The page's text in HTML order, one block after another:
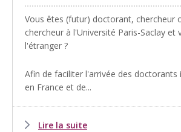
Vous êtes (futur) doctorant, chercheur
chercheur à l'Université Paris-Saclay et
l'étranger ?
Afin de faciliter l'arrivée des doctorants
en France et de...
Lire la suite